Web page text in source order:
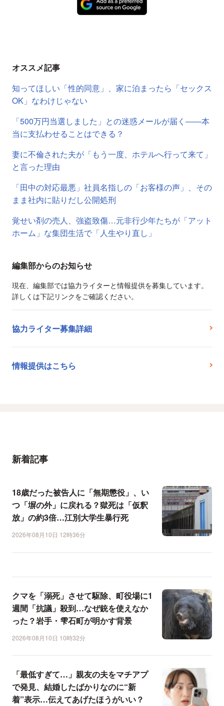
オススメ記事
知ってほしい「性的同意」、家に泊まったら「セックス
OK」なわけじゃない
「500万円当選しました」との迷惑メールが届く――本
当に支払わせることはできる？
妻に不倫された夫が「もう一度、ホテルへ行って来て」
と言った理由
「田中の対応最悪」社員名指しの「お客様の声」、その
まま社内に貼りだし公開処刑
覚せい剤の売人、強盗致傷…元非行少年たちが「アット
ホーム」な集団生活で「人生やり直し」
編集部からのお知らせ
現在、編集部では協力ライターと情報提供を募集しています。
詳しくは下記リンクをご確認ください。
協力ライター募集詳細
情報提供はこちら
新着記事
18歳だった被告人に「無期懲役」、い
つ「塀の外」に戻れる？獄死は「仮釈
放」の約3倍…江別大学生暴行死
2026年08月10日 12時36分
クマを「溺死」させて駆除、町役場に1
週間「抗議」殺到…なぜ銃を使えなか
った？岩手・雫石町が明かす背景
2026年08月10日 10時32分
「最低すぎて…」親友の夫をマチアプ
で発見、結婚したばかりなのに“新
着”表示…伝えてあげたほうがいい？